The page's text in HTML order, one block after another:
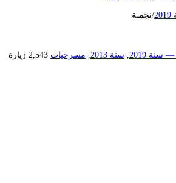
/نجمـة
, سنة 2013 , مسرحيات 2,543 زيارة